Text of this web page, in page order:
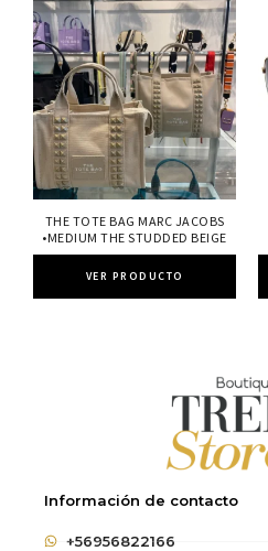
THE TOTE BAG MARC JACOBS
•MEDIUM THE STUDDED BEIGE
VER PRODUCTO
Información de contacto
+56956822166